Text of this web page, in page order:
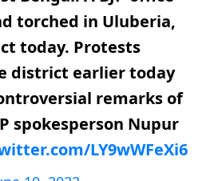
torched in Uluberia,
today. Protests
district earlier today
remarks of
spokesperson Nupur
LY9wWFeXi6